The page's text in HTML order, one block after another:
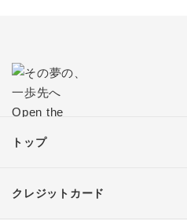
トップ
クレジットカード